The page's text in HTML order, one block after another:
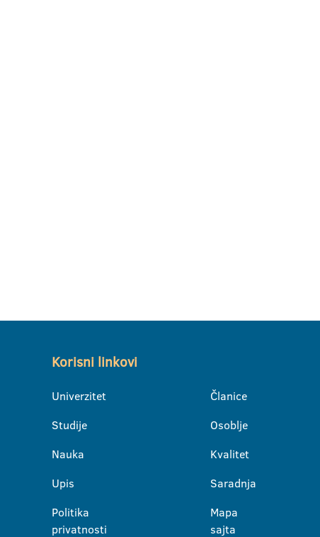
Korisni linkovi
Univerzitet
Studije
Nauka
Upis
Politika
privatnosti
Članice
Osoblje
Kvalitet
Saradnja
Mapa
sajta